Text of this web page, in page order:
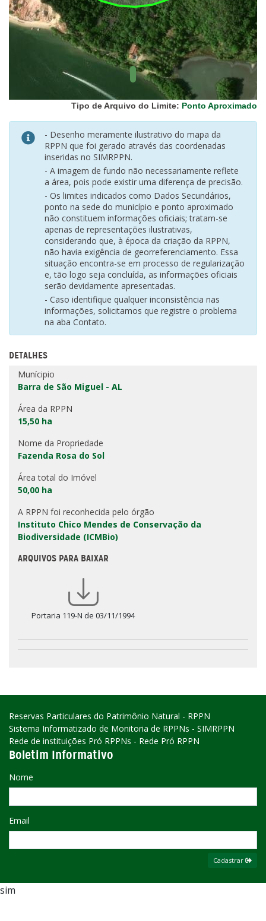
Vegetação
(IBGE)
Rodovias
(IBGE)
Tipo de Arquivo do Limite: Ponto Aproximado
- Desenho meramente ilustrativo do mapa da
RPPN que foi gerado através das coordenadas
inseridas no SIMRPPN.
- A imagem de fundo não necessariamente reflete
a área, pois pode existir uma diferença de precisão.
- Os limites indicados como Dados Secundários,
ponto na sede do município e ponto aproximado
não constituem informações oficiais; tratam-se
apenas de representações ilustrativas,
considerando que, à época da criação da RPPN,
não havia exigência de georreferenciamento. Essa
situação encontra-se em processo de regularização
e, tão logo seja concluída, as informações oficiais
serão devidamente apresentadas.
- Caso identifique qualquer inconsistência nas
informações, solicitamos que registre o problema
na aba Contato.
DETALHES
Munícipio
Barra de São Miguel - AL
Área da RPPN
15,50 ha
Nome da Propriedade
Fazenda Rosa do Sol
Área total do Imóvel
50,00 ha
A RPPN foi reconhecida pelo órgão
Instituto Chico Mendes de Conservação da
Biodiversidade (ICMBio)
ARQUIVOS PARA BAIXAR
Portaria 119-N de 03/11/1994
Reservas Particulares do Patrimônio Natural - RPPN
Sistema Informatizado de Monitoria de RPPNs - SIMRPPN
Rede de instituições Pró RPPNs - Rede Pró RPPN
Boletim Informativo
Nome
Email
Cadastrar
sim